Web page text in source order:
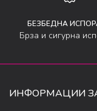
БЕЗБЕДНА
Брза и сигурна
ИНФОРМАЦИИ